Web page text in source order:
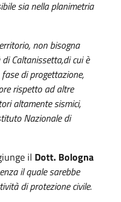
sia nella planimetria
non bisogna
Caltanissetta,di cui è
di progettazione,
rispetto ad altre
altamente sismici,
Nazionale di
il Dott. Bologna
il quale sarebbe
di protezione civile.